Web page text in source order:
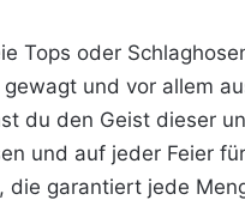
Tops oder
und vor allem
du den Geist dieser
und auf jeder Feier
die garantiert jede